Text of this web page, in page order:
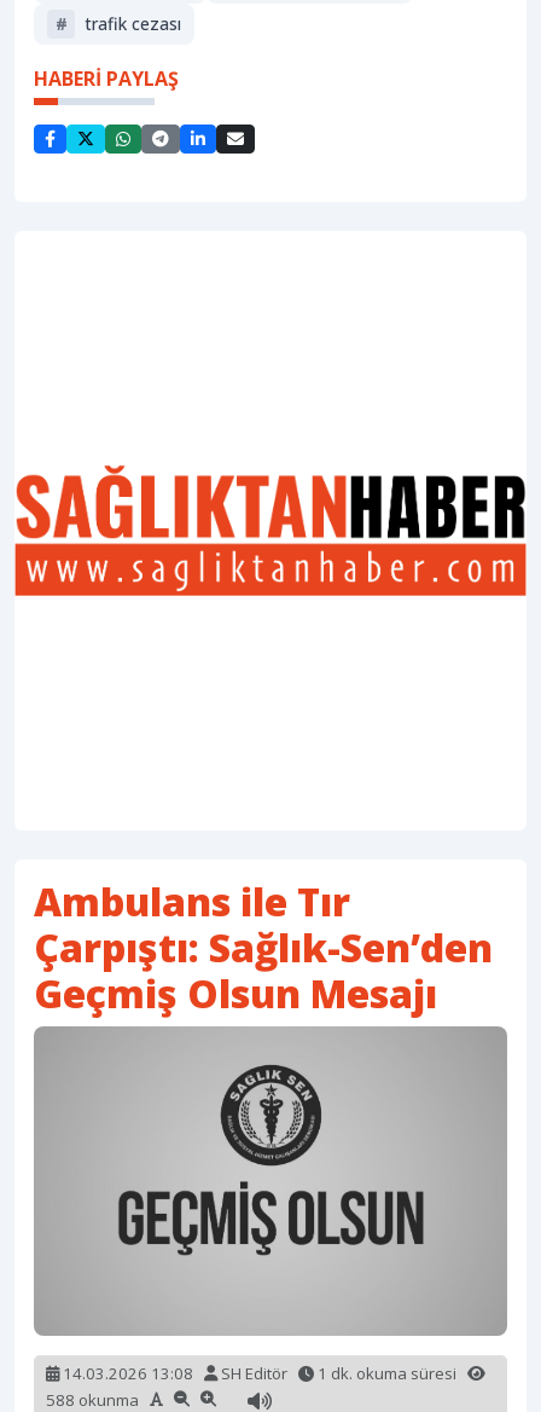
# trafik cezası
HABERİ PAYLAŞ
Ambulans ile Tır
Çarpıştı: Sağlık-Sen’den
Geçmiş Olsun Mesajı
14.03.2026 13:08 SH Editör
1 dk. okuma süresi
588 okunma